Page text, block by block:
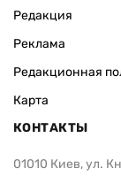
Редакция
Реклама
Редакционная
Карта
КОНТАКТЫ
01010 Киев, ул.